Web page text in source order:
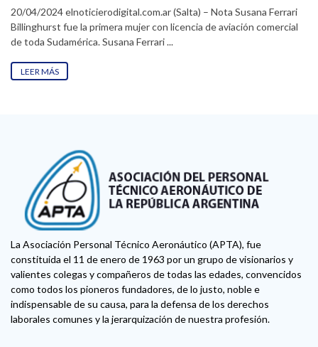
20/04/2024 elnoticierodigital.com.ar (Salta) – Nota Susana Ferrari
Billinghurst fue la primera mujer con licencia de aviación comercial
de toda Sudamérica. Susana Ferrari ...
LEER MÁS
La Asociación Personal Técnico Aeronáutico (APTA), fue
constituida el 11 de enero de 1963 por un grupo de visionarios y
valientes colegas y compañeros de todas las edades, convencidos
como todos los pioneros fundadores, de lo justo, noble e
indispensable de su causa, para la defensa de los derechos
laborales comunes y la jerarquización de nuestra profesión.